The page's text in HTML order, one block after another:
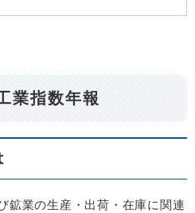
業指数年報
鉱業の生産・出荷・在庫に関連